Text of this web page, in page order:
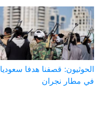
الحوثيون: قصفنا هدفا سعوديا
في مطار نجران